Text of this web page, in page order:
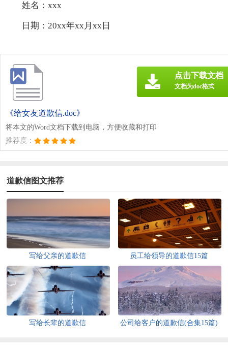
姓名：xxx
日期：20xx年xx月xx日
《给女友道歉信.doc》
将本文的Word文档下载到电脑，方便收藏和打印
推荐度：
点击下载文档
文档为doc格式
道歉信图文推荐
写给父亲的道歉信 员工给领导的道歉信15篇
写给长辈的道歉信 公司给客户的道歉信(合集15篇)